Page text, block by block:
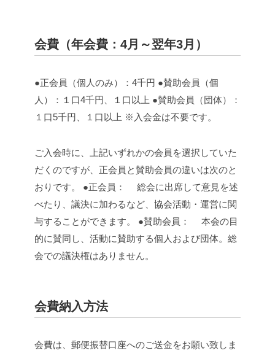
会費（年会費：4月～翌年3月）
●正会員（個人のみ）：4千円 ●賛助会員（個
人）：１口4千円、１口以上 ●賛助会員（団体）：
１口5千円、１口以上 ※入会金は不要です。
ご入会時に、上記いずれかの会員を選択していた
だくのですが、正会員と賛助会員の違いは次のと
おりです。
●正会員：
総会に出席して意見を述
べたり、議決に加わるなど、協会活動・運営に関
与することができます。
●賛助会員：
本会の目
的に賛同し、活動に賛助する個人および団体。総
会での議決権はありません。
会費納入方法
会費は、郵便振替口座へのご送金をお願い致しま